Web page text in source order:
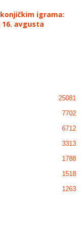
igrama:
avgusta
25081
7702
6712
3313
1788
1518
1263